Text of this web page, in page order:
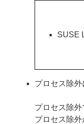
SUSE
プロセス除
プロセス除
プロセス除